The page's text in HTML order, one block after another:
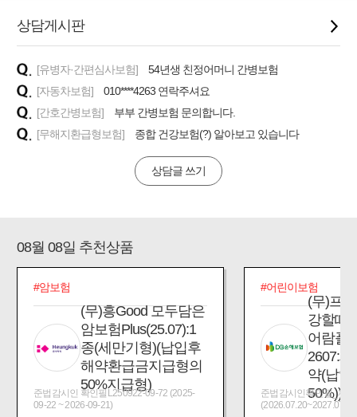
#무해지 건강보험
#바뀌기전에 4세대 가입
#추천골프보험
상담게시판
[유병자·간편심사보험]
54년생 친정어머니 간병보험
[자동차보험]
010****4263 연락주셔요
[간호간병보험]
부부 간병보험 문의합니다.
[무해지환급형보험]
종합 건강보험(?) 알아보고 있습니다
상담글 쓰기
08월 08일 추천상품
#암보험
(무)흥Good 모두담은
암보험Plus(25.07):1
종(세만기형)(납입후
해약환급금지급형의
50%지급형)
준법감시인 확인필L250922-09-72 (2025-
09-22 ~ 2026-09-21)
#어린이보험
(무)프
강할때
어람플
2607:
약(납입
50%))
준법감시인확인필_제